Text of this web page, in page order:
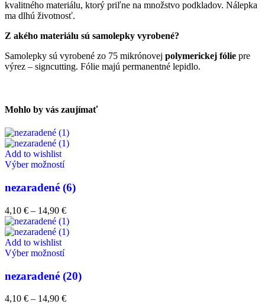
kvalitného materiálu, ktorý priľne na množstvo podkladov. Nálepka
ma dlhú životnosť.
Z akého materiálu sú samolepky vyrobené?
Samolepky sú vyrobené zo 75 mikrónovej polymerickej fólie pre
výrez – signcutting. Fólie majú permanentné lepidlo.
Mohlo by vás zaujímať
Add to wishlist
Výber možností
nezaradené (6)
4,10 € – 14,90 €
Add to wishlist
Výber možností
nezaradené (20)
4,10 € – 14,90 €